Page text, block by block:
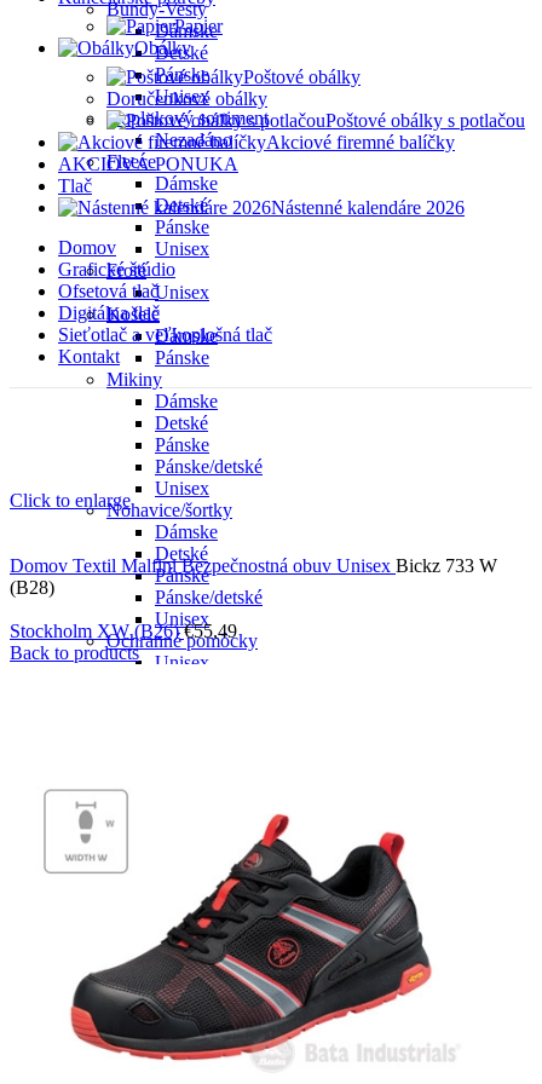
Bundy-Vesty
Dámske
Detské
Pánske
Unisex
Doplnkový sortiment
Nezadáno
Fleece
Dámske
Detské
Pánske
Unisex
Froté
Unisex
Košele
Dámske
Pánske
Mikiny
Dámske
Detské
Pánske
Pánske/detské
Unisex
Nohavice/šortky
Dámske
Detské
Pánske
Pánske/detské
Unisex
Ochranné pomôcky
Unisex
Polokošele
Príslušenstvo
Nezadáno
Unisex
Šiltovky
Detské
Unisex
UNISEX/KIDS
Tašky
Papier
Obálky
Poštové obálky
Doručenkové obálky
Poštové obálky s potlačou
Akciové firemné balíčky
AKCIOVÁ PONUKA
Tlač
Nástenné kalendáre 2026
Domov
Grafické štúdio
Ofsetová tlač
Digitálna tlač
Sieťotlač a veľkoplošná tlač
Kontakt
Click to enlarge
Domov Textil MalfiniBezpečnostná obuv Unisex Bickz 733 W
(B28)
Stockholm XW (B26)€55,49
Back to products